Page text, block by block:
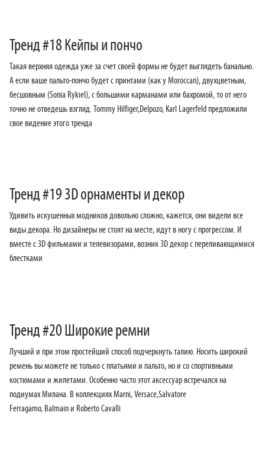
Тренд #18 Кейпы и пончо
Такая верхняя одежда уже за счет своей формы не будет выглядеть банально.
А если ваше пальто-пончо будет с принтами (как у Moroccan), двухцветным,
бесшовным (Sonia Rykiel), с большими карманами или бахромой, то от него
точно не отведешь взгляд. Tommy Hilfiger,Delpozo, Karl Lagerfeld предложили
свое видение этого тренда
Тренд #19 3D орнаменты и декор
Удивить искушенных модников довольно сложно, кажется, они видели все
виды декора. Но дизайнеры не стоят на месте, идут в ногу с прогрессом. И
вместе с 3D фильмами и телевизорами, возник 3D декор с переливающимися
блестками
Тренд #20 Широкие ремни
Лучший и при этом простейший способ подчеркнуть талию. Носить широкий
ремень вы можете не только с платьями и пальто, но и со спортивными
костюмами и жилетами. Особенно часто этот аксессуар встречался на
подиумах Милана. В коллекциях Marni, Versace,Salvatore
Ferragamo, Balmain и Roberto Cavalli